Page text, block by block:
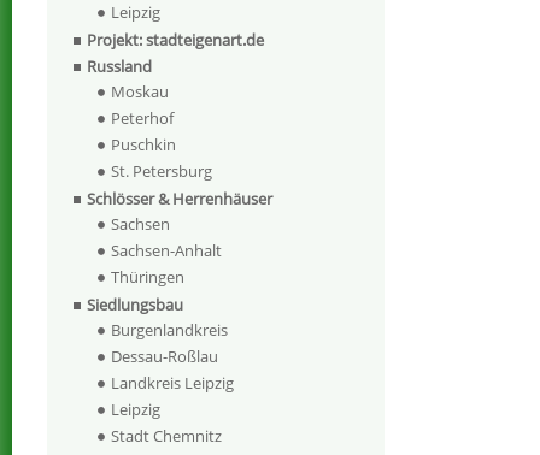
Leipzig
Projekt: stadteigenart.de
Russland
Moskau
Peterhof
Puschkin
St. Petersburg
Schlösser & Herrenhäuser
Sachsen
Sachsen-Anhalt
Thüringen
Siedlungsbau
Burgenlandkreis
Dessau-Roßlau
Landkreis Leipzig
Leipzig
Stadt Chemnitz